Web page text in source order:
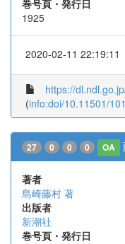
巻号頁・発行日
1925
2020-02-11 22:19:11
https://
(info:doi/10.11501/
27 0 0 0 OA
著者
島崎藤村 著
出版者
新潮社
巻号頁・発行日